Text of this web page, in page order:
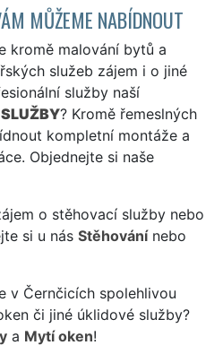
MŮŽEME NABÍDNOUT
kromě malování bytů a
služeb zájem i o jiné
služby naší
? Kromě řemeslných
kompletní montáže a
Objednejte si naše
o stěhovací služby nebo
si u nás Stěhovánínebo
v Černčicích spolehlivou
či jiné úklidové služby?
a Mytí oken!